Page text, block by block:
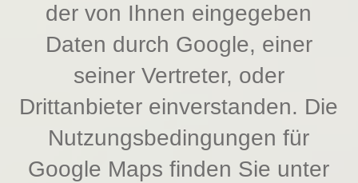
der von Ihnen eingegeben
Daten durch Google, einer
seiner Vertreter, oder
Drittanbieter einverstanden. Die
Nutzungsbedingungen für
Google Maps finden Sie unter